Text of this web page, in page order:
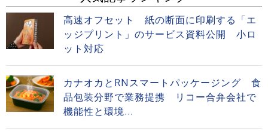
高速オフセット 紙の断面に印刷する「エ
ッジプリント」のサービス資料公開 小ロ
ット対応
カナオカとRNスマートパッケージング 食
品包装分野で業務提携 リコー合弁会社で
機能性と環境...